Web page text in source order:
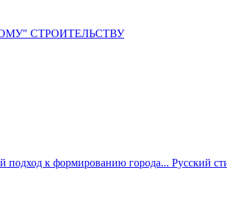
СТРОИТЕЛЬСТВУ
к формированию города... Русский